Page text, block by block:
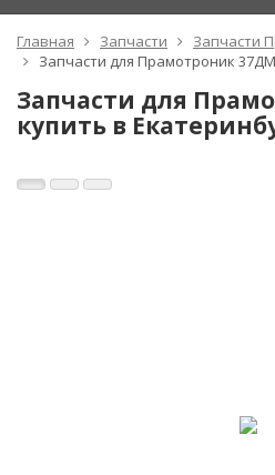
Главная Запчасти
Запчасти
Запчасти для Прамотроник
Запчасти для
купить в